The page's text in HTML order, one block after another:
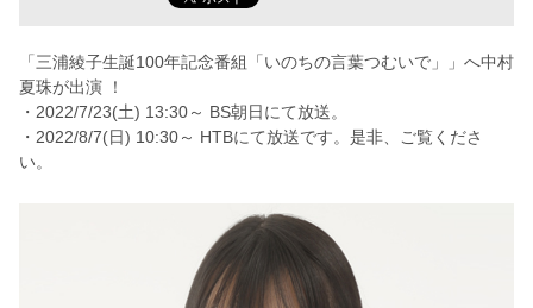
「三浦綾子生誕100年記念番組「いのちの言葉つむいで」」へ中村
夏珠が出演 ！
・2022/7/23(土) 13:30～ BS朝日にて放送。
・2022/8/7(日) 10:30～ HTBにて放送です。 是非、ご覧くださ
い。